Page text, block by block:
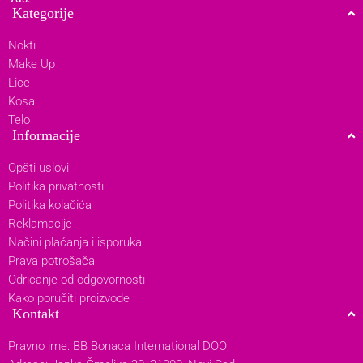
Kategorije
Nokti
Make Up
Lice
Kosa
Telo
Informacije
Opšti uslovi
Politika privatnosti
Politika kolačića
Reklamacije
Načini plaćanja i isporuka
Prava potrošača
Odricanje od odgovornosti
Kako poručiti proizvode
Kontakt
Pravno ime: BB Bonaca International DOO